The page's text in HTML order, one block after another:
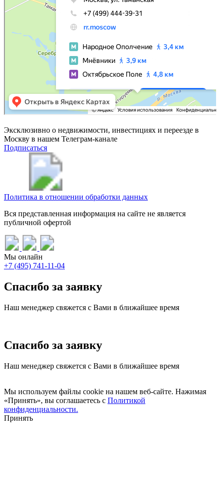
Эксклюзивно о недвижимости, инвестициях и переезде в
Москву в нашем Телеграм-канале
Подписаться
Политика в отношении обработки данных
Вся представленная информация на сайте не является
публичной офертой
Мы онлайн
+7 (495) 741-11-04
Спасибо за заявку
Наш менеджер свяжется с Вами в ближайшее время
Спасибо за заявку
Наш менеджер свяжется с Вами в ближайшее время
Мы используем файлы cookie на нашем веб-сайте. Нажимая
«Принять», вы соглашаетесь с Политикой
конфиденциальности.
Принять